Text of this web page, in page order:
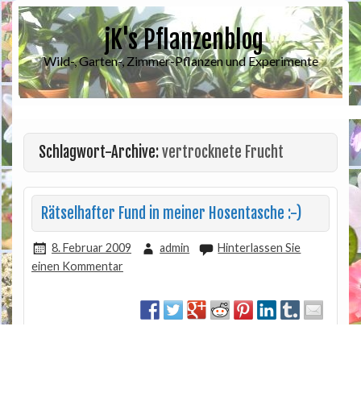
jK's Pflanzenblog
Wild-, Garten-, Zimmer-Pflanzen und Experimente
Schlagwort-Archive:vertrocknete Frucht
Rätselhafter Fund in meiner Hosentasche :-)
8. Februar 2009 admin
Hinterlassen Sie
einen Kommentar